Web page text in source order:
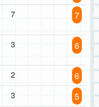
7 7
3 6
2 6
3 5